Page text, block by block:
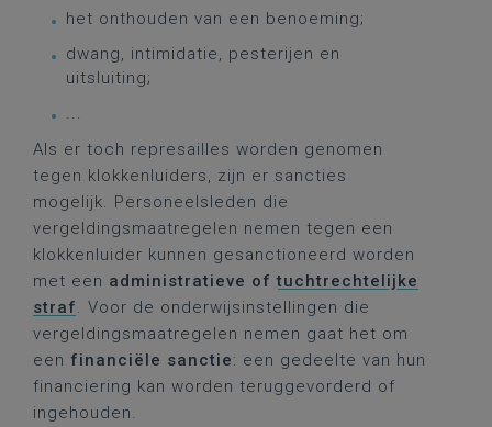
het onthouden van een benoeming;
dwang, intimidatie, pesterijen en
uitsluiting;
...
Als er toch represailles worden genomen
tegen klokkenluiders, zijn er sancties
mogelijk. Personeelsleden die
vergeldingsmaatregelen nemen tegen een
klokkenluider kunnen gesanctioneerd worden
met een administratieve oftuchtrechtelijke
straf. Voor de onderwijsinstellingen die
vergeldingsmaatregelen nemen gaat het om
een financiële sanctie: een gedeelte van hun
financiering kan worden teruggevorderd of
ingehouden.